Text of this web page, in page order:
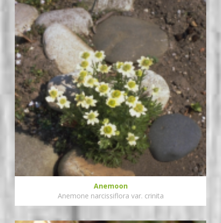
Anemoon
Anemone narcissiflora var. crinita